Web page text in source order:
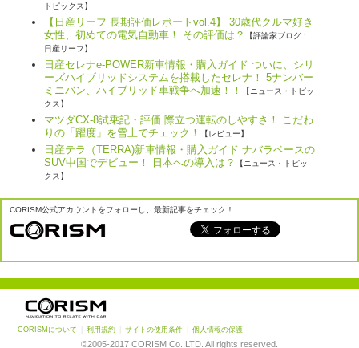
トピックス】
【日産リーフ 長期評価レポートvol.4】 30歳代クルマ好き
女性、初めての電気自動車！ その評価は？
【評論家ブログ :
日産リーフ】
日産セレナe-POWER新車情報・購入ガイド ついに、シリ
ーズハイブリッドシステムを搭載したセレナ！ 5ナンバー
ミニバン、ハイブリッド車戦争へ加速！！
【ニュース・トピッ
クス】
マツダCX-8試乗記・評価 際立つ運転のしやすさ！ こだわ
りの「躍度」を雪上でチェック！
【レビュー】
日産テラ（TERRA)新車情報・購入ガイド ナバラベースの
SUV中国でデビュー！ 日本への導入は？
【ニュース・トピッ
クス】
CORISM公式アカウントをフォローし、最新記事をチェック！
CORISMについて 利用規約 サイトの使用条件 個人情報の保護
©2005-2017 CORISM Co.,LTD. All rights reserved.